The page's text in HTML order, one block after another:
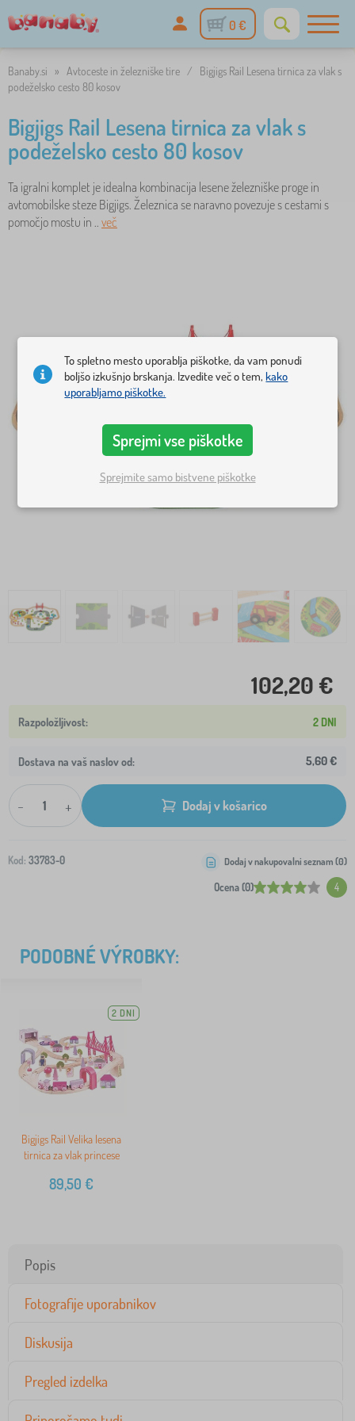
0 €
Banaby.si » Avtoceste in železniške tire /
Bigjigs Rail Lesena tirnica za vlak s
podeželsko cesto 80 kosov
Bigjigs Rail Lesena tirnica za vlak s
podeželsko cesto 80 kosov
Ta igralni komplet je idealna kombinacija lesene železniške proge in
avtomobilske steze Bigjigs. Železnica se naravno povezuje s cestami s
pomočjo mostu in .. več
102,20 €
2 DNI
Dostava na vaš naslov od: 5,60 €
- + Dodaj v košarico
Kod: 33783-0
Ocena (0) 4
Dodaj v nakupovalni seznam (0)
PODOBNÉ VÝROBKY:
2 DNI
Bigjigs Rail Velika lesena
tirnica za vlak princese
89,50 €
Popis
Fotografije uporabnikov
Diskusija
Pregled izdelka
To spletno mesto uporablja piškotke, da vam ponudi
boljšo izkušnjo brskanja. Izvedite več o tem,kako
uporabljamo piškotke.
Sprejmi vse piškotke
Sprejmite samo bistvene piškotke